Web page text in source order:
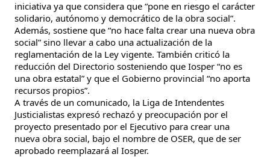
iniciativa ya que considera que “pone en riesgo el carácter
solidario, autónomo y democrático de la obra social”.
Además, sostiene que “no hace falta crear una nueva obra
social” sino llevar a cabo una actualización de la
reglamentación de la Ley vigente. También criticó la
reducción del Directorio sosteniendo que Iosper “no es
una obra estatal” y que el Gobierno provincial “no aporta
recursos propios”.
A través de un comunicado, la Liga de Intendentes
Justicialistas expresó rechazó y preocupación por el
proyecto presentado por el Ejecutivo para crear una
nueva obra social, bajo el nombre de OSER, que de ser
aprobado reemplazará al Iosper.